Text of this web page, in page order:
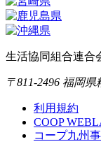
生活協同組合連合
〒811-2496 福岡
利用規約
COOP
コープ九州